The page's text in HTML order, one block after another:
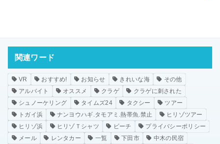
関連ワード
VR おすすめ! お知らせ きれいな海
その他
アルバイト
オススメ クラゲ
クラゲに刺された
シュノーケリング
タイムズ24 タクシー
ツアー
トガイ浜
ナンヨウハギ.タモアミ.熱帯魚.禁止
ヒリゾツアー
ヒリゾ浜
ヒリゾＴシャツ ビーチ
プライバシーポリシー
メール
レンタカー 一覧 下田市
中木の民宿